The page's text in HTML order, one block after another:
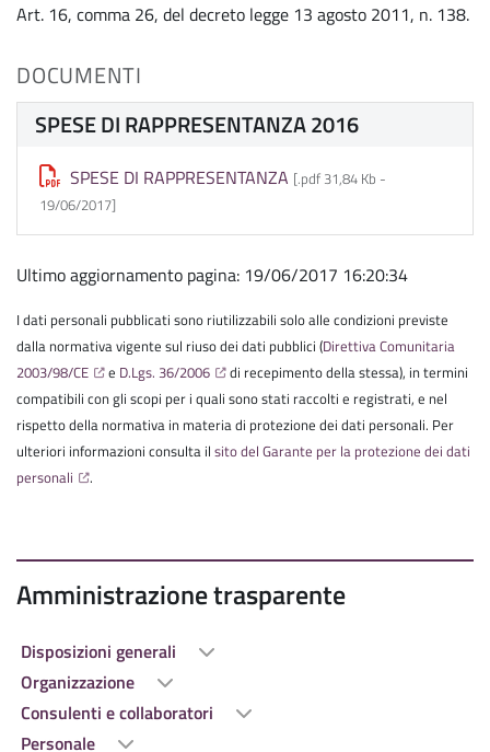
Art. 16, comma 26, del decreto legge 13 agosto 2011, n. 138.
DOCUMENTI
SPESE DI RAPPRESENTANZA 2016
SPESE DI RAPPRESENTANZA [.pdf 31,84 Kb -
19/06/2017]
Ultimo aggiornamento pagina: 19/06/2017 16:20:34
I dati personali pubblicati sono riutilizzabili solo alle condizioni previste
dalla normativa vigente sul riuso dei dati pubblici (Direttiva Comunitaria
2003/98/CE
e D.Lgs. 36/2006
di recepimento della stessa), in termini
compatibili con gli scopi per i quali sono stati raccolti e registrati, e nel
rispetto della normativa in materia di protezione dei dati personali. Per
ulteriori informazioni consulta il sito del Garante per la protezione dei dati
personali
.
Amministrazione trasparente
Disposizioni generali
Organizzazione
Consulenti e collaboratori
Personale